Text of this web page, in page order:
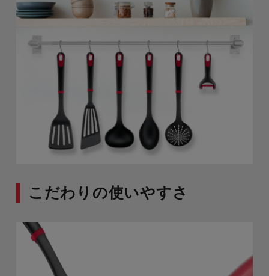
こだわりの使いやすさ